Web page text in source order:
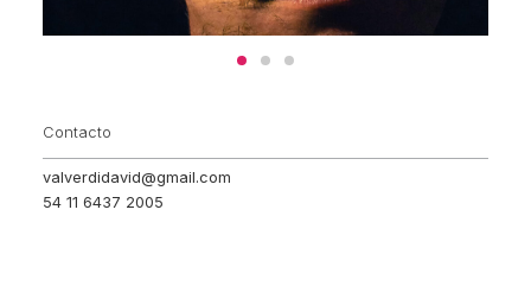
Contacto
valverdidavid@gmail.com
54 11 6437 2005